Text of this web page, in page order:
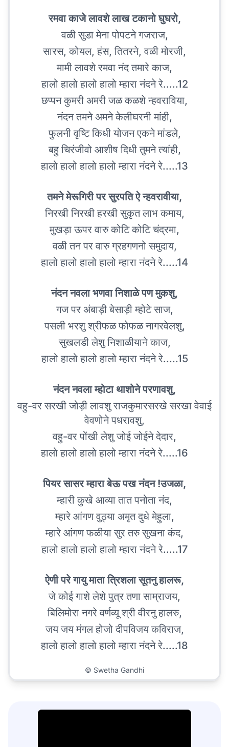
रमवा काजे लावशे लाख टकानो घुघरो,
वळी सुडा मेना पोपटने गजराज,
सारस, कोयल, हंस, तितरने, वळी मोरजी,
मामी लावशे रमवा नंद तमारे काज,
हालो हालो हालो हालो म्हारा नंदने रे.....12
छप्पन कुमरी अमरी जळ कळशे न्हवराविया,
नंदन तमने अमने केलीघरनी मांही,
फुलनी वृष्टि किधी योजन एकने मांडले,
बहु चिरंजीवो आशीष दिधी तुमने त्यांही,
हालो हालो हालो हालो म्हारा नंदने रे.....13
तमने मेरूगिरी पर सुरपति ऐ न्हवरावीया,
निरखी निरखी हरखी सुकृत लाभ कमाय,
मुखड़ा ऊपर वारु कोटि कोटि चंद्रमा,
वळी तन पर वारु ग्रहगणनो समुदाय,
हालो हालो हालो हालो म्हारा नंदने रे.....14
नंदन नवला भणवा निशाळे पण मुकशु,
गज पर अंबाड़ी बेसाड़ी म्होटे साज,
पसली भरशु श्रीफळ फोफळ नागरवेलशु,
सुखलडी लेशु निशाळीयाने काज,
हालो हालो हालो हालो म्हारा नंदने रे.....15
नंदन नवला म्होटा थाशोने परणावशु,
वहु-वर सरखी जोड़ी लावशु राजकुमारसरखे सरखा वेवाई
वेवणोने पधरावशु,
वहु-वर पोंखी लेशु जोई जोईने देदार,
हालो हालो हालो हालो म्हारा नंदने रे.....16
पियर सासर म्हारा बेऊ पख नंदन !उजळा,
म्हारी कुखे आव्या तात पनोता नंद,
म्हारे आंगण वुठ्या अमृत दुधे मेहुला,
म्हारे आंगण फळीया सुर तरु सुखना कंद,
हालो हालो हालो हालो म्हारा नंदने रे.....17
ऐणी परे गायु माता त्रिशला सूतनु हालरू,
जे कोई गाशे लेशे पुत्र तणा साम्राजय,
बिलिमोरा नगरे वर्णव्यू श्री वीरनु हालरु,
जय जय मंगल होजो दीपविजय कविराज,
हालो हालो हालो हालो म्हारा नंदने रे.....18
© Swetha Gandhi